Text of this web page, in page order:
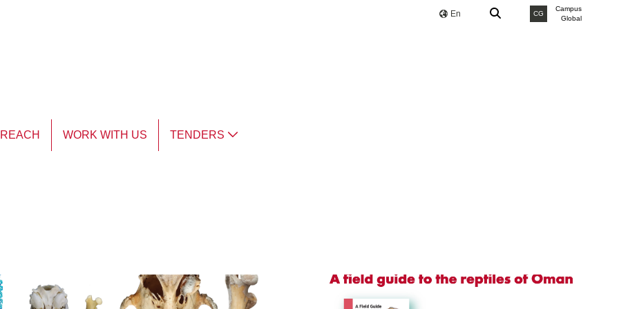
En CG
Campus
Global
WORK WITH US TENDERS